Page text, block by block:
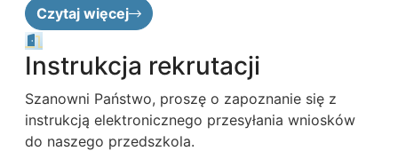
Czytaj więcej
Instrukcja rekrutacji
Szanowni Państwo, proszę o zapoznanie się z
instrukcją elektronicznego przesyłania wniosków
do naszego przedszkola.